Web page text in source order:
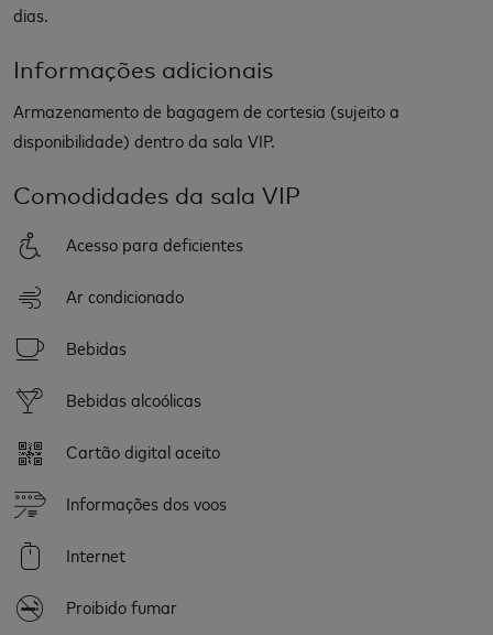
dias.
Informações adicionais
Armazenamento de bagagem de cortesia (sujeito a
disponibilidade) dentro da sala VIP.
Comodidades da sala VIP
Acesso para deficientes
Ar condicionado
Bebidas
Bebidas alcoólicas
Cartão digital aceito
Informações dos voos
Internet
Proibido fumar